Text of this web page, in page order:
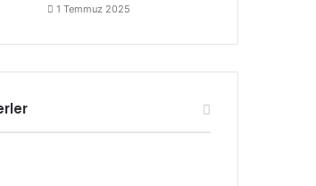
1 Temmuz 2025